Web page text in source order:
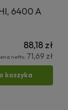
6400 A
88,18 zł
netto: 71,69 zł
koszyka